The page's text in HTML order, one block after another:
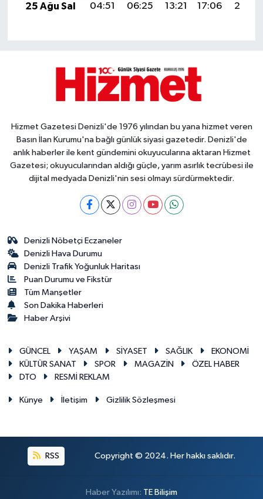
25 Ağu Sal
04:51 06:25 13:21 17:06 20:07
Hizmet Gazetesi Denizli'de 1976 yılından bu yana hizmet veren
Basın İlan Kurumu'na bağlı günlük siyasi gazetedir. Denizli'de
anlık haberler ile kent gündemini okuyucularına aktaran Hizmet
Gazetesi; okuyucularından aldığı güçle, yarım asırlık tecrübesi ile
dijital medyada Denizli'nin sesi olmayı sürdürmektedir.
Denizli Nöbetçi Eczaneler
Denizli Hava Durumu
Denizli Trafik Yoğunluk Haritası
Puan Durumu ve Fikstür
Tüm Manşetler
Son Dakika Haberleri
Haber Arşivi
GÜNCEL YAŞAM SİYASET SAĞLIK
EKONOMİ
KÜLTÜR SANAT
SPOR MAGAZİN
ÖZEL HABER
DTO
RESMİ REKLAM
Künye İletişim Gizlilik Sözleşmesi
RSS Copyright © 2024. Her hakkı saklıdır.
Haber Yazılımı: TE Bilişim